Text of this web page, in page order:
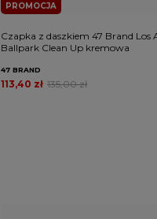
PROMOCJA
Czapka z daszkiem 47 Brand Los
Ballpark Clean Up kremowa
47 BRAND
135,00 zł
113,40 zł